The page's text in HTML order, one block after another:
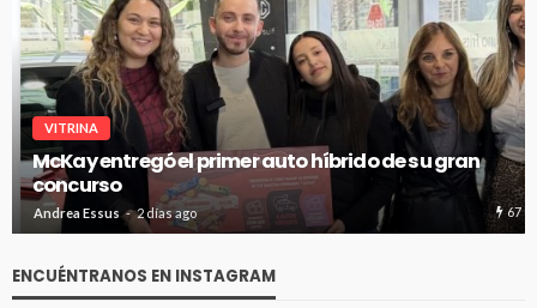
VITRINA
McKay entregó el primer auto híbrido de su gran
concurso
Andrea Essus 2 días ago 67
ENCUÉNTRANOS EN INSTAGRAM